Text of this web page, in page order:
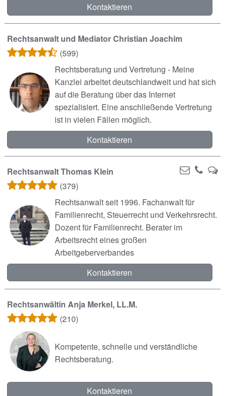
Kontaktieren
Rechtsanwalt und Mediator Christian Joachim
(599)
Rechtsberatung und Vertretung - Meine
Kanzlei arbeitet deutschlandweit und hat sich
auf die Beratung über das Internet
spezialisiert. Eine anschließende Vertretung
ist in vielen Fällen möglich.
Kontaktieren
Rechtsanwalt Thomas Klein
(379)
Rechtsanwalt seit 1996. Fachanwalt für
Familienrecht, Steuerrecht und Verkehrsrecht.
Dozent für Familienrecht. Berater im
Arbeitsrecht eines großen
Arbeitgeberverbandes
Kontaktieren
Rechtsanwältin Anja Merkel, LL.M.
(210)
Kompetente, schnelle und verständliche
Rechtsberatung.
Kontaktieren